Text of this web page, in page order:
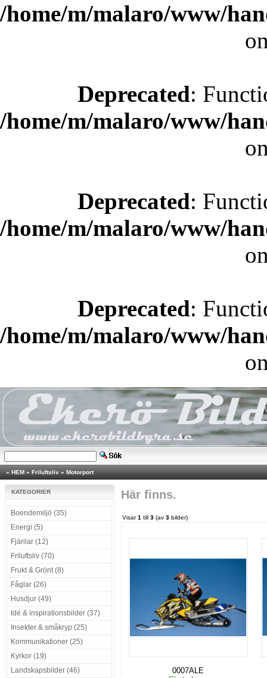
/home/m/malaro/www/
Deprecated:
/home/m/malaro/www/
Deprecated:
/home/m/malaro/www/
Deprecated:
/home/m/malaro/www/
» HEM » Friluftsliv » Motorport
KATEGORIER
Boendemiljö (35)
Energi (5)
Fjärilar (12)
Friluftsliv (70)
Frukt & Grönt (8)
Fåglar (26)
Husdjur (49)
Idé & inspirationsbilder (37)
Insekter & småkryp (25)
Kommunikationer (25)
Kyrkor (19)
Landskapsbilder (46)
Här finns.
Visar1 till 3 (av 3 bilder)
0007ALE